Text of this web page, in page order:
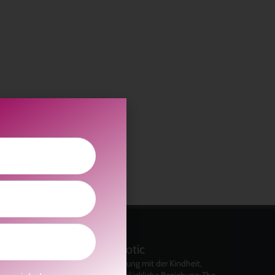
kolitscher.by.biotic
Selbstliebe, Aussöhnung mit der Kindheit,